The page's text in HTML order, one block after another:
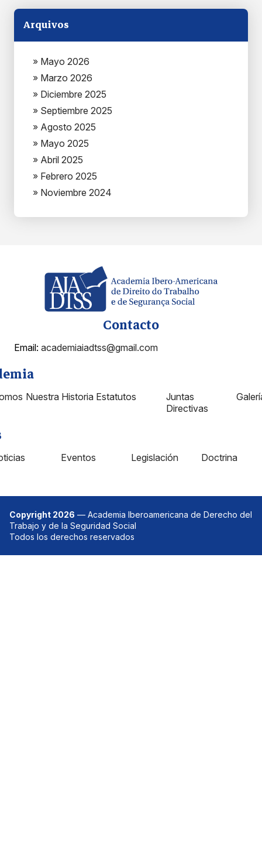
Arquivos
» Mayo 2026
» Marzo 2026
» Diciembre 2025
» Septiembre 2025
» Agosto 2025
» Mayo 2025
» Abril 2025
» Febrero 2025
» Noviembre 2024
Contacto
Email: academiaiadtss@gmail.com
Nuestra Historia Estatutos
Juntas
Directivas
Eventos Legislación Doctrina
Copyright 2026 — Academia Iberoamericana de Derecho del
Trabajo y de la Seguridad Social
Todos los derechos reservados